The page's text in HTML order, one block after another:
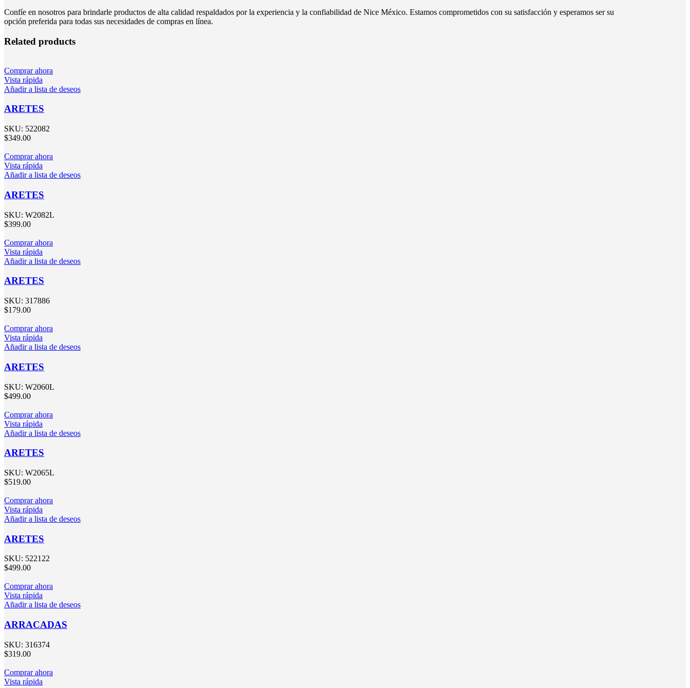
Confíe en nosotros para brindarle productos de alta calidad respaldados por la experiencia y la confiabilidad de Nice México. Estamos comprometidos con su satisfacción y esperamos ser su
opción preferida para todas sus necesidades de compras en línea.
Related products
Comprar ahora
Vista rápida
Añadir a lista de deseos
ARETES
SKU: 522082
$349.00
Comprar ahora
Vista rápida
Añadir a lista de deseos
ARETES
SKU: W2082L
$399.00
Comprar ahora
Vista rápida
Añadir a lista de deseos
ARETES
SKU: 317886
$179.00
Comprar ahora
Vista rápida
Añadir a lista de deseos
ARETES
SKU: W2060L
$499.00
Comprar ahora
Vista rápida
Añadir a lista de deseos
ARETES
SKU: W2065L
$519.00
Comprar ahora
Vista rápida
Añadir a lista de deseos
ARETES
SKU: 522122
$499.00
Comprar ahora
Vista rápida
Añadir a lista de deseos
ARRACADAS
SKU: 316374
$319.00
Comprar ahora
Vista rápida